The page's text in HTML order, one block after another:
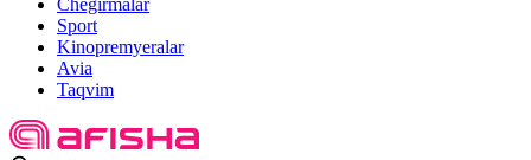
Chegirmalar
Sport
Kinopremyeralar
Avia
Taqvim